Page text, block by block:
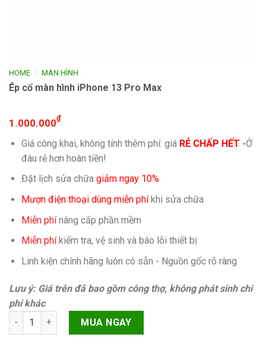
HOME / MÀN HÌNH
Ép cổ màn hình iPhone 13 Pro Max
1.000.000₫
Giá công khai, không tính thêm phí: giá RẺ CHẤP HẾT -Ở
đâu rẻ hơn hoàn tiền!
Đặt lịch sửa chữa giảm ngay 10%
Mượn điện thoại dùng miễn phíkhi sửa chữa
Miễn phínâng cấp phần mềm
Miễn phíkiếm tra, vệ sinh và báo lỗi thiết bị
Linh kiện chính hãng luôn có sẵn - Nguồn gốc rõ ràng
Lưu ý: Giá trên đã bao gồm công thợ, không phát sinh chi
phí khác
Ép cổ màn hình iPhone 13 Pro Max quantity
MUA NGAY